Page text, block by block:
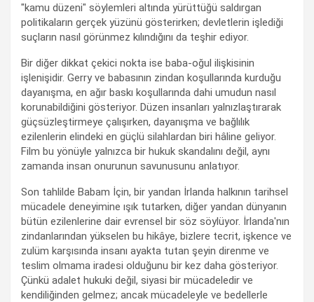
"kamu düzeni" söylemleri altında yürüttüğü saldırgan
politikaların gerçek yüzünü gösterirken; devletlerin işlediği
suçların nasıl görünmez kılındığını da teşhir ediyor.
Bir diğer dikkat çekici nokta ise baba-oğul ilişkisinin
işlenişidir. Gerry ve babasının zindan koşullarında kurduğu
dayanışma, en ağır baskı koşullarında dahi umudun nasıl
korunabildiğini gösteriyor. Düzen insanları yalnızlaştırarak
güçsüzleştirmeye çalışırken, dayanışma ve bağlılık
ezilenlerin elindeki en güçlü silahlardan biri hâline geliyor.
Film bu yönüyle yalnızca bir hukuk skandalını değil, aynı
zamanda insan onurunun savunusunu anlatıyor.
Son tahlilde Babam İçin, bir yandan İrlanda halkının tarihsel
mücadele deneyimine ışık tutarken, diğer yandan dünyanın
bütün ezilenlerine dair evrensel bir söz söylüyor. İrlanda'nın
zindanlarından yükselen bu hikâye, bizlere tecrit, işkence ve
zulüm karşısında insanı ayakta tutan şeyin direnme ve
teslim olmama iradesi olduğunu bir kez daha gösteriyor.
Çünkü adalet hukuki değil, siyasi bir mücadeledir ve
kendiliğinden gelmez; ancak mücadeleyle ve bedellerle